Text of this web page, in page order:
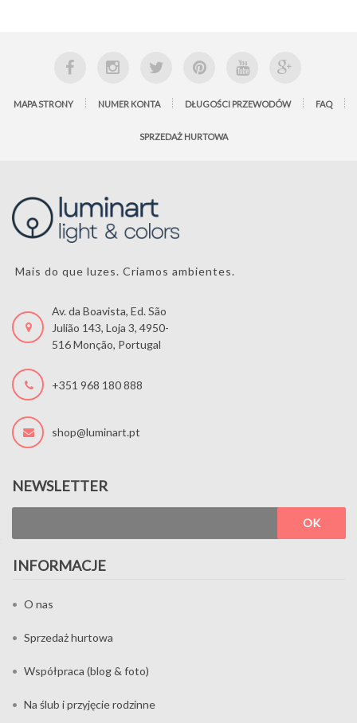
MAPA STRONY NUMER KONTA DŁUGOŚCI PRZEWODÓW FAQ
SPRZEDAŻ HURTOWA
Mais do que luzes. Criamos ambientes.
Av. da Boavista, Ed. São
Julião 143, Loja 3, 4950-
516 Monção, Portugal
+351 968 180 888
shop@luminart.pt
NEWSLETTER
OK
INFORMACJE
O nas
Sprzedaż hurtowa
Współpraca (blog & foto)
Na ślub i przyjęcie rodzinne